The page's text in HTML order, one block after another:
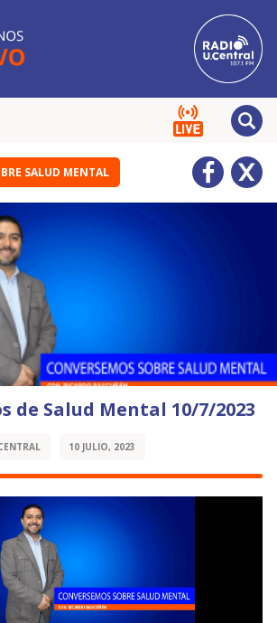
SALUD MENTAL
de Salud Mental 10/7/2023
10 JULIO, 2023